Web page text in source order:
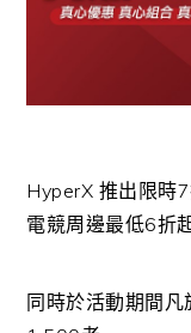
HyperX 推出限時7
電競周邊最低6折
同時於活動期間凡